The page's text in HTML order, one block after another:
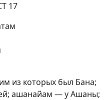
17
из которых был Бана;
ашанайам — у Ашаны;